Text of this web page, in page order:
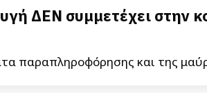
ΔΕΝ συμμετέχει στην
παραπληροφόρησης και της